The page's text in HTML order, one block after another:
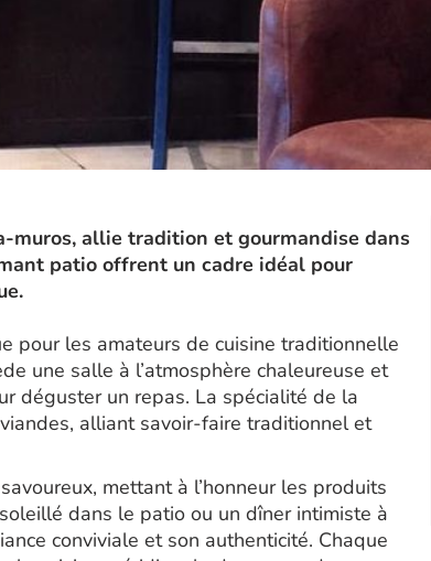
muros, allie tradition et gourmandise dans
patio offrent un cadre idéal pour
pour les amateurs de cuisine traditionnelle
une salle à l’atmosphère chaleureuse et
déguster un repas. La spécialité de la
alliant savoir-faire traditionnel et
mettant à l’honneur les produits
dans le patio ou un dîner intimiste à
conviviale et son authenticité. Chaque